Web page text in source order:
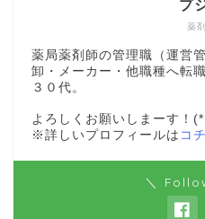
薬
プ
薬局薬剤師の管理職（運営
卸・メーカー・他職種へ転
３０代。
よろしくお願いしまーす！
※詳しいプロフィールは コ
＼